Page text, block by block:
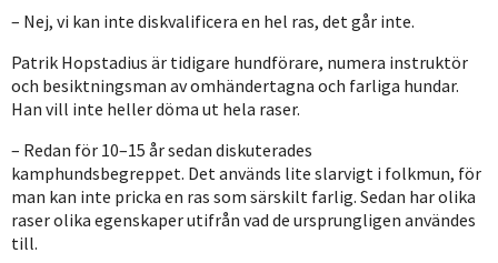
– Nej, vi kan inte diskvalificera en hel ras, det går inte.
Patrik Hopstadius är tidigare hundförare, numera instruktör
och besiktningsman av omhändertagna och farliga hundar.
Han vill inte heller döma ut hela raser.
– Redan för 10–15 år sedan diskuterades
kamphundsbegreppet. Det används lite slarvigt i folkmun, för
man kan inte pricka en ras som särskilt farlig. Sedan har olika
raser olika egenskaper utifrån vad de ursprungligen användes
till.